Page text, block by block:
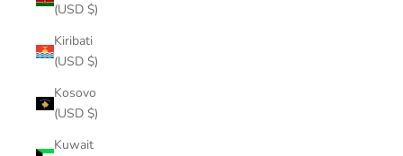
(USD $)
Kiribati
(USD $)
Kosovo
(USD $)
Kuwait